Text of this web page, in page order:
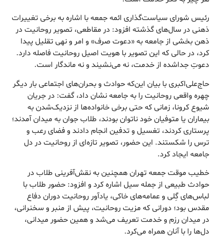
رئیس شورای سیاست‌گذاری ائمه جمعه با اشاره به برخی تغییرات
ذهنی در سال‌های گذشته افزود: در مقاطعی، تصویر روحانیت در
ذهن بخشی از جامعه به «دعوت صرف» و امر و نهی تقلیل پیدا
کرد، در حالی که این تصویر با هویت اصیل روحانیت فاصله دارد.
دعوتِ جداشده از خدمت، نه می‌نشیند و نه ماندگار است.
حاج‌علی‌اکبری با بیان این‌که حوادث و بحران‌های اجتماعی بار دیگر
چهره واقعی روحانیت را به جامعه نشان داد، گفت: در جریان
شیوع کرونا، زمانی که حتی برخی خانواده‌ها از نزدیک‌شدن به
بیماران یا متوفیان خود ناتوان بودند، طلاب جوان به میدان آمدند؛
پرستاری کردند، تغسیل و تدفین انجام دادند و فضای رعب و
ترس را شکستند. این حضور، تصویر تازه‌ای از روحانیت در دل
جامعه ایجاد کرد.
خطیب موقت جمعه تهران همچنین به نقش‌آفرینی طلاب در
حوادث طبیعی از جمله سیل اشاره کرد و افزود: حضور طلاب با
لباس‌های گِلی و عمامه‌های خاکی، یادآور روحانیت دوران دفاع
مقدس بود؛ دورانی که مزیت روحانیت، پیش از منبر و سخنرانی،
در میدان رزم و خدمت تعریف می‌شد و همین حضور میدانی،
دل‌ها را با آنان همراه می‌کرد.